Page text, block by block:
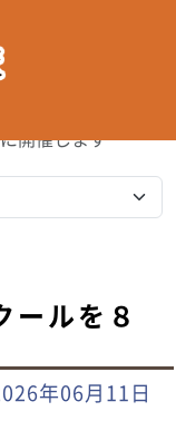
開催します
ールを８
年06月11日